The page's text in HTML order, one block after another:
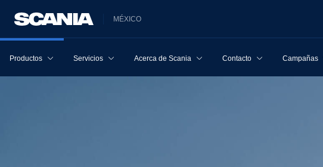
MÉXICO
Productos Servicios Acerca de Scania Contacto Campañas